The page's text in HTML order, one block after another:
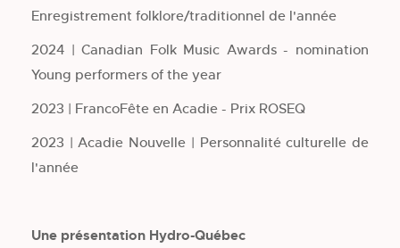
Enregistrement folklore/traditionnel de l'année
2024 | Canadian Folk Music Awards - nomination
Young performers of the year
2023 | FrancoFête en Acadie - Prix ROSEQ
2023 | Acadie Nouvelle | Personnalité culturelle de
l'année
Une présentation Hydro-Québec